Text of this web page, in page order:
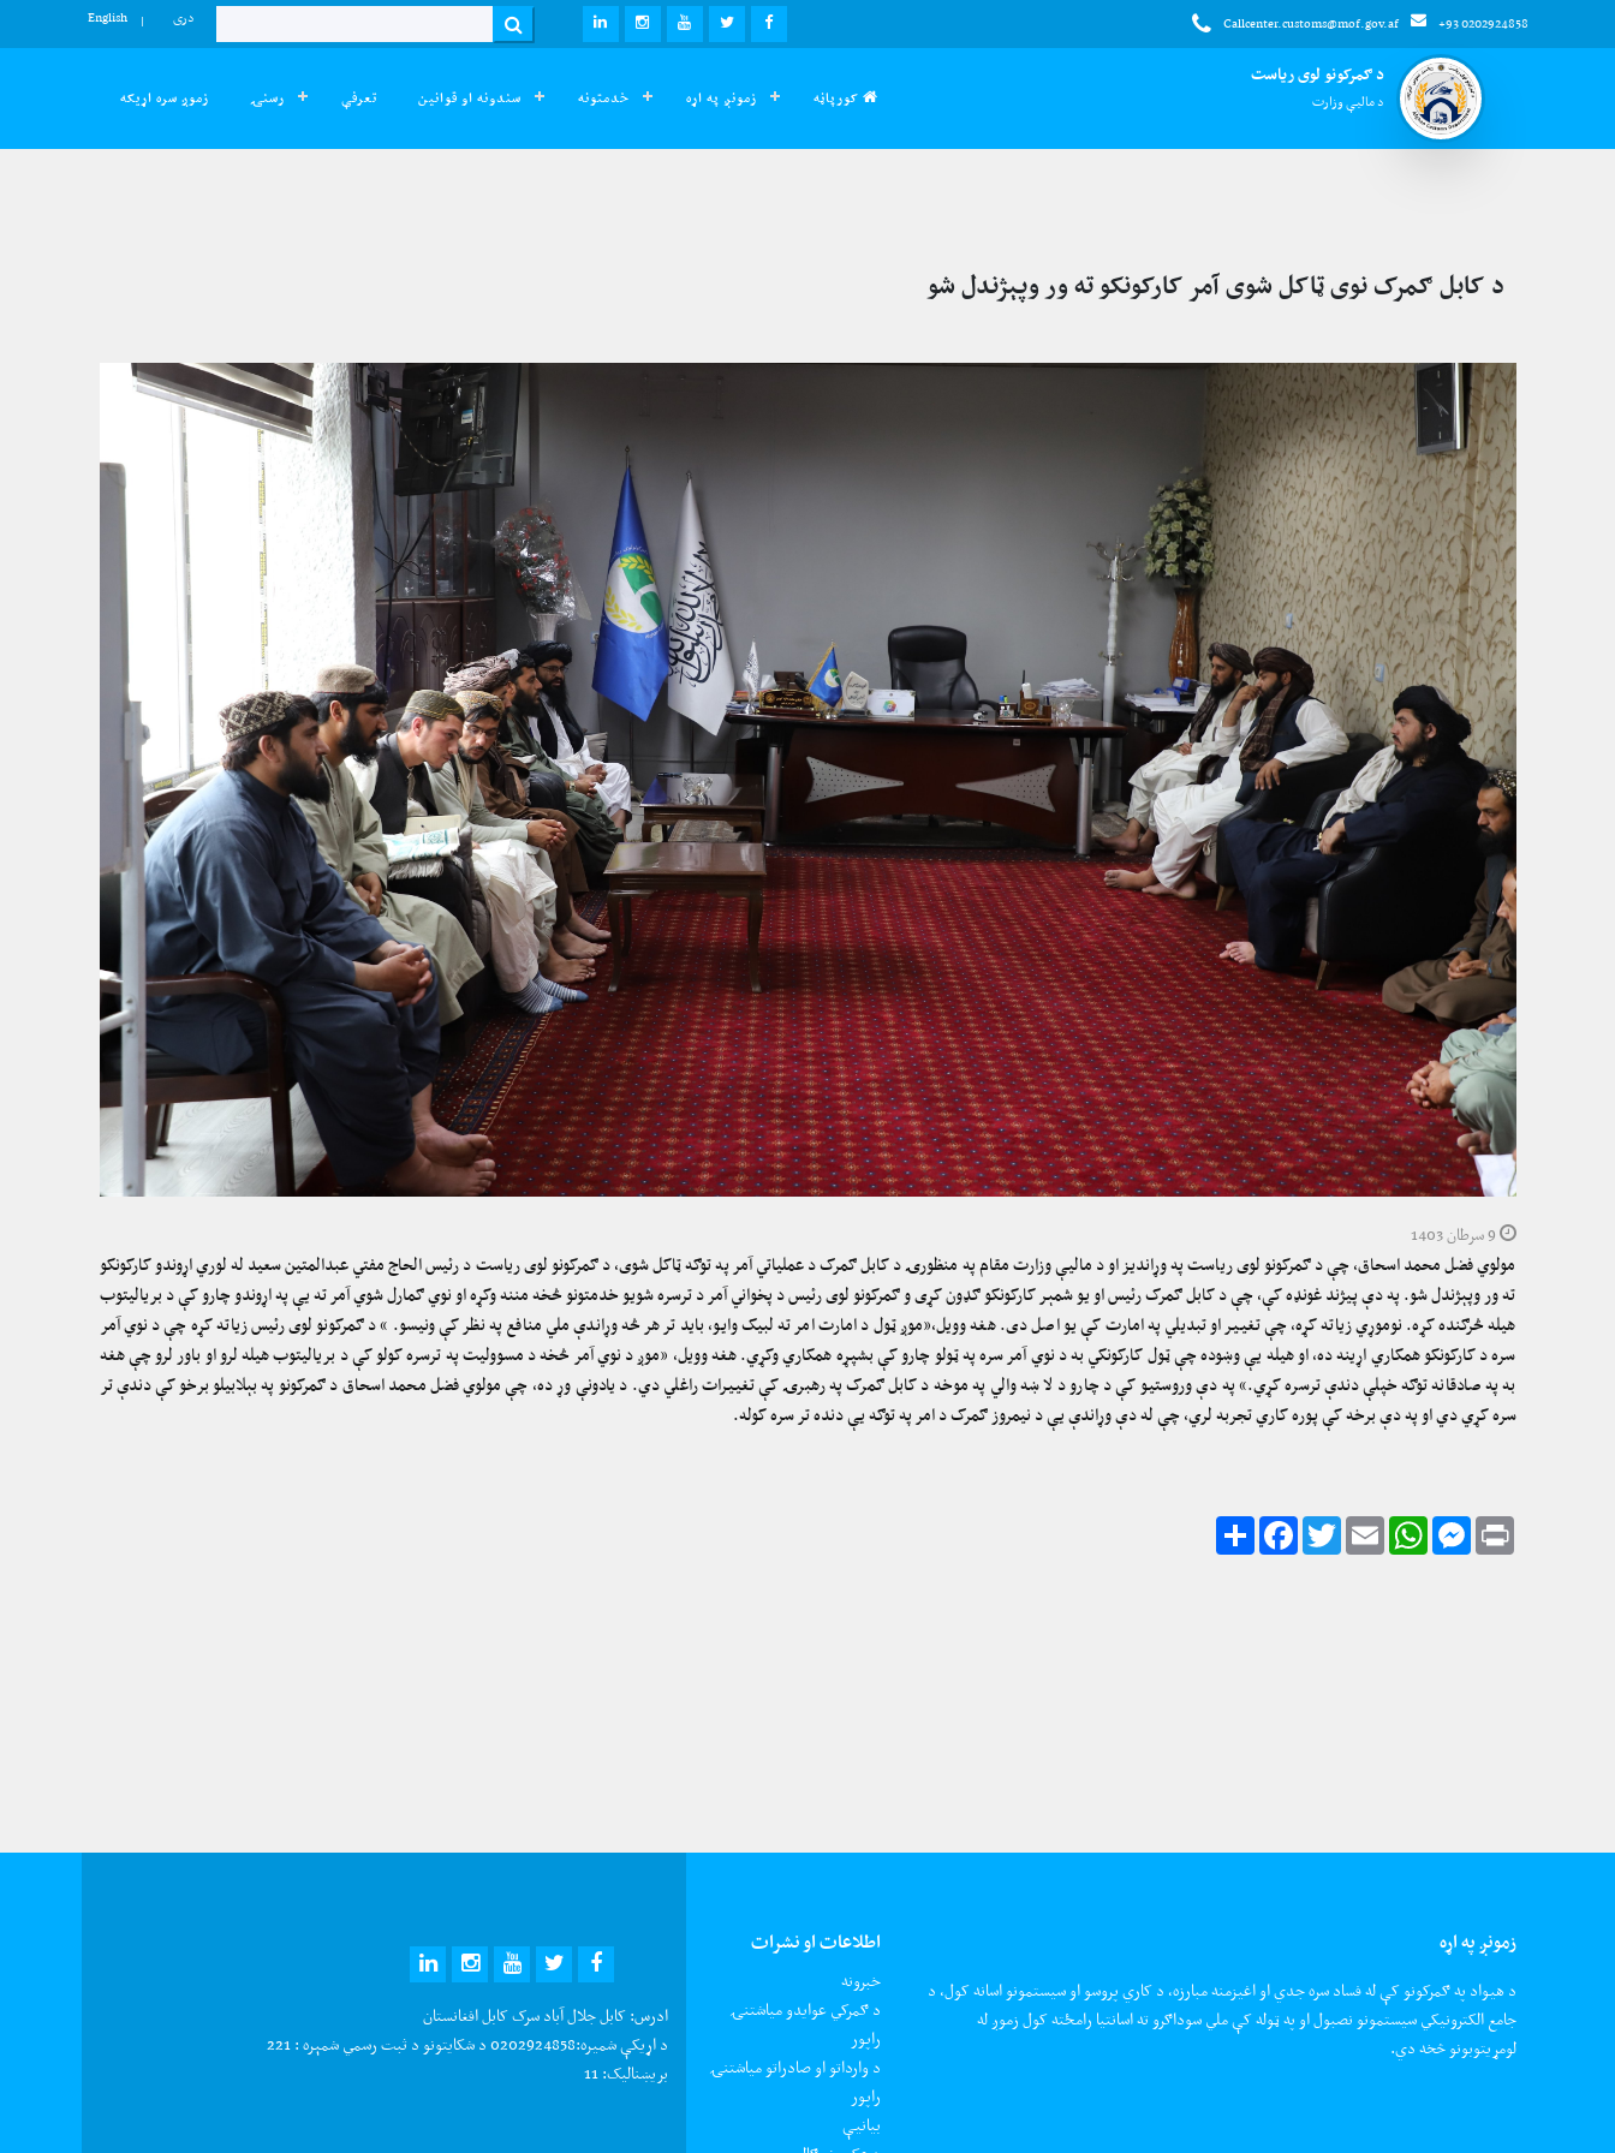
Callcenter.customs@mof.gov.af +93 0202924858
FACEBOOK
TWITTER
YOUTUBE
INSTAGRAM
LINKEDIN
Search
دری English
د ګمرکونو لوی ریاست
د مالیې وزارت کورپاڼه زمونږ په اړه خدمتونه سندونه او قوانین تعرفې رسنۍ زموږ سره اړیکه
د کابل ګمرک نوی ټاکل شوی آمر کارکونکو ته ور وپېژندل شو
مولوي فضل محمد اسحاق، چې د ګمرکونو لوی ریاست په وړاندیز او د مالیې وزارت مقام په منظورۍ د کابل ګمرک د عملیاتي آمر په توګه ټاکل شوی، د ګمرکونو لوی ریاست د رئیس الحاج مفتي عبدالمتین سعید له لوري اړوندو کارکونکو
ته ور وپېژندل شو. په دې پیژند غونډه کې، چې د کابل ګمرک رئیس او یو شمېر کارکونکو ګډون کړی و ګمرکونو لوی رئیس د پخواني آمر د ترسره شویو خدمتونو څخه مننه وکړه او نوي ګمارل شوي آمر ته یې په اړوندو چارو کې د بریالیتوب
هیله څرګنده کړه. نوموړي زیاته کړه، چې تغییر او تبدیلي په امارت کې یو اصل دی. هغه وویل،”موږ ټول د امارت امر ته لبیک وایو، باید تر هر څه وړاندې ملي منافع په نظر کې ونیسو. “ د ګمرکونو لوی رئیس زیاته کړه چې د نوي آمر
سره د کارکونکو همکاري اړینه ده، او هیله یې وښوده چې ټول کارکونکي به د نوي آمر سره په ټولو چارو کې بشپړه همکاري وکړي. هغه وویل، ”موږ د نوي آمر څخه د مسوولیت په ترسره کولو کې د بریالیتوب هیله لرو او باور لرو چې هغه
به په صادقانه توګه خپلې دندې ترسره کړي.“ په دې وروستیو کې د چارو د لا ښه والي په موخه د کابل ګمرک په رهبرۍ کې تغییرات راغلي دي. د یادونې وړ ده، چې مولوي فضل محمد اسحاق د ګمرکونو په بېلابیلو برخو کې دندې تر
سره کړي دي او په دې برخه کې پوره کاري تجربه لري، چې له دې وړاندې یې د نیمروز ګمرک د امر په توګه یې دنده تر سره کوله.
ShareFacebookTwitterEmail
WhatsAppMessenger Print
زمونږ په اړه
د هیواد په ګمرکونو کې له فساد سره جدي او اغیزمنه مبارزه، د کاري پروسو او سیستمونو اسانه کول، د
جامع الکترونیکي سیستمونو نصبول او په ټوله کې ملي سوداګرو ته اسانتیا رامځته کول زموږ له
لومړیتوبونو څخه دي.
اطلاعات او نشرات
خبرونه
د ګمرکي عوایدو میاشتنۍ
راپور
د وارداتو او صادراتو میاشتنۍ
راپور
بیانیې
FACEBOOK
TWITTER
YOUTUBE
INSTAGRAM
LINKEDIN
ادرس:کابل جلال آباد سرک کابل افغانستان
د اړیکې شمیره:0202924858 د شکایتونو د ثبت رسمي شمېره : 221
بریښنالیک: